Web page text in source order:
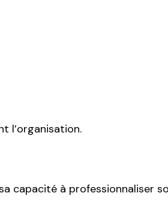
l’organisation.
capacité à professionnaliser